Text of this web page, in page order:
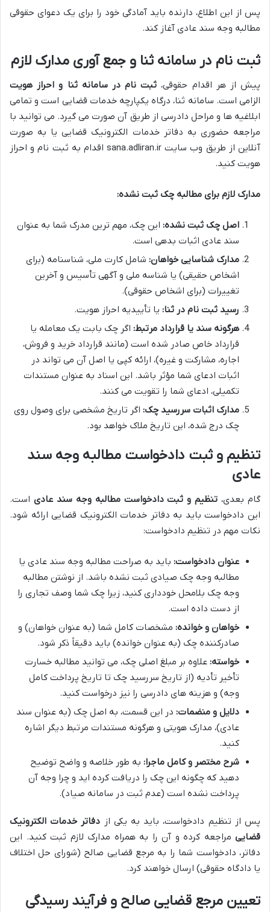
پس از این اطلاع، دارنده باید آمادگی خود را برای یک دعوای حقوقی
مطالبه وجه سند عادی آغاز کند.
ثبت نام در سامانه ثنا و جمع آوری مدارک لازم
پیش از هر اقدام حقوقی، ثبت نام در سامانه ثنا و احراز هویت
الزامی است. سامانه ثنا، درگاه یکپارچه خدمات قضایی است و تمامی
ابلاغیه ها و مراحل دادرسی از طریق آن صورت می گیرد. می توانید با
مراجعه حضوری به دفاتر خدمات الکترونیک قضایی یا به صورت
آنلاین از طریق وب سایت sana.adliran.ir اقدام به ثبت نام و احراز
هویت کنید.
مدارک لازم برای مطالبه چک ثبت نشده:
اصل چک ثبت نشده: این چک، مهم ترین مدرک شما به عنوان
سند عادی اثبات بدهی است.
مدارک شناسایی خواهان: شامل کارت ملی، شناسنامه (برای
اشخاص حقیقی) یا شناسه ملی و آگهی تأسیس و آخرین
تغییرات (برای اشخاص حقوقی).
رسید ثبت نام در ثنا: یا تأییدیه احراز هویت.
هرگونه سند یا قرارداد مرتبط: اگر چک بابت یک معامله یا
قرارداد خاص صادر شده است (مانند قرارداد خرید و فروش،
اجاره، مشارکت و غیره)، ارائه کپی یا اصل آن می تواند در
اثبات ادعای شما مؤثر باشد. این اسناد به عنوان مستندات
تکمیلی، ادعای شما را تقویت می کنند.
مدارک اثبات سررسید چک: اگر تاریخ مشخصی برای وصول روی
چک درج شده، این تاریخ ملاک خواهد بود.
تنظیم و ثبت دادخواست مطالبه وجه سند
عادی
گام بعدی، تنظیم و ثبت دادخواست مطالبه وجه سند عادی است.
این دادخواست باید به دفاتر خدمات الکترونیک قضایی ارائه شود.
نکات مهم در تنظیم دادخواست:
عنوان دادخواست: باید به صراحت مطالبه وجه سند عادی یا
مطالبه وجه چک صیادی ثبت نشده باشد. از نوشتن مطالبه
وجه چک بلامحل خودداری کنید، زیرا چک شما وصف تجاری را
از دست داده است.
خواهان و خوانده: مشخصات کامل شما (به عنوان خواهان) و
صادرکننده چک (به عنوان خوانده) باید دقیقاً ذکر شود.
خواسته: علاوه بر مبلغ اصلی چک، می توانید مطالبه خسارت
تأخیر تأدیه (از تاریخ سررسید چک تا تاریخ پرداخت کامل
وجه) و هزینه های دادرسی را نیز درخواست کنید.
دلایل و منضمات: در این قسمت، به اصل چک (به عنوان سند
عادی)، مدارک هویتی و هرگونه مستندات مرتبط دیگر اشاره
کنید.
شرح مختصر و کامل ماجرا: به طور خلاصه و واضح توضیح
دهید که چگونه این چک را دریافت کرده اید و چرا وجه آن
پرداخت نشده است (عدم ثبت در سامانه صیاد).
پس از تنظیم دادخواست، باید به یکی از دفاتر خدمات الکترونیک
قضایی مراجعه کرده و آن را به همراه مدارک لازم ثبت کنید. این
دفاتر، دادخواست شما را به مرجع قضایی صالح (شورای حل اختلاف
یا دادگاه حقوقی) ارسال خواهند کرد.
تعیین مرجع قضایی صالح و فرآیند رسیدگی